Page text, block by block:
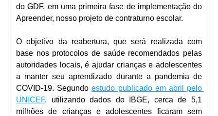
do GDF, em uma primeira fase de implementação do
Apreender, nosso projeto de contraturno escolar.
O objetivo da reabertura, que será realizada com
base nos protocolos de saúde recomendados pelas
autoridades locais, é ajudar crianças e adolescentes
a manter seu aprendizado durante a pandemia de
COVID-19. Segundo estudo publicado em abril pelo
UNICEF, utilizando dados do IBGE, cerca de 5,1
milhões de crianças e adolescentes ficaram sem